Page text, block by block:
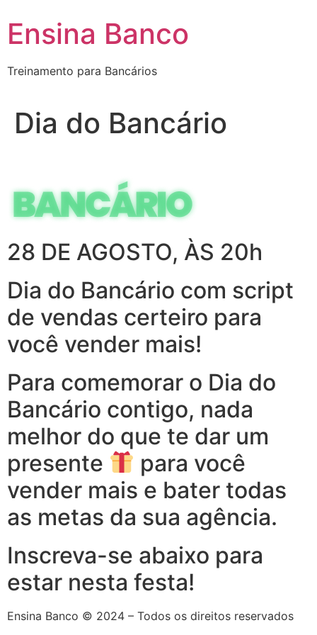
para
Ensina Banco
Treinamento para Bancários
Dia do Bancário
28 DE AGOSTO, ÀS 20h
Dia do Bancário com script
de vendas certeiro para
você vender mais!
Para comemorar o Dia do
Bancário contigo, nada
melhor do que te dar um
presente
para você
vender mais e bater todas
as metas da sua agência.
Inscreva-se abaixo para
estar nesta festa!
Ensina Banco © 2024 – Todos os direitos reservados